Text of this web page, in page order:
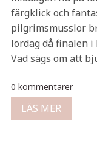
färgklick och
pilgrimsmusslor
lördag då finalen
Vad sägs om att
0 kommentarer
LÄS MER